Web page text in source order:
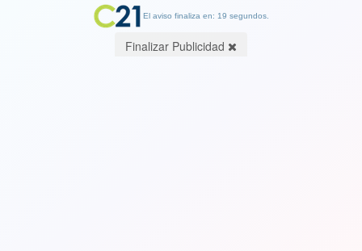
El aviso finaliza en: 19 segundos.
Finalizar Publicidad